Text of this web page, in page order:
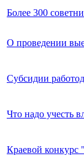
Более 300
О проведении
Субсидии
Что надо учесть
Краевой конкурс